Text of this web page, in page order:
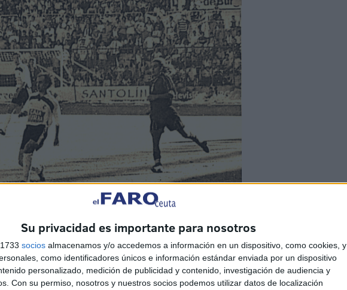
Su privacidad es importante para nosotros
socios almacenamos y/o accedemos a información en un dispositivo, como cookies, y
como identificadores únicos e información estándar enviada por un dispositivo
personalizado, medición de publicidad y contenido, investigación de audiencia y
Con su permiso, nosotros y nuestros socios podemos utilizar datos de localización
cero goles